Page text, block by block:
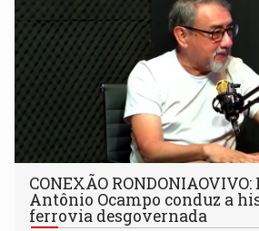
CONEXÃO
Antônio Ocampo conduz a
ferrovia desgovernada